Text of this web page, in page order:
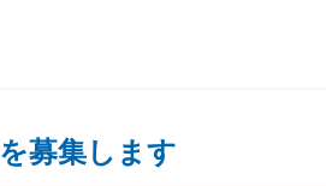
募集します